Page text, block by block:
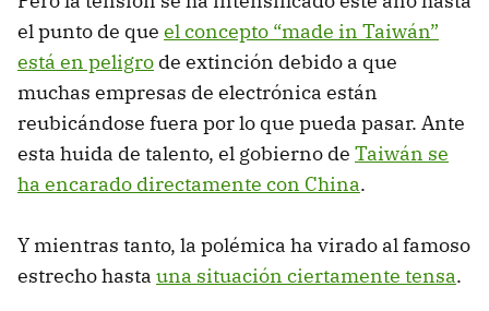
el punto de que el concepto “made in Taiwán”
está en peligro de extinción debido a que
muchas empresas de electrónica están
reubicándose fuera por lo que pueda pasar. Ante
esta huida de talento, el gobierno de Taiwán se
ha encarado directamente con China.
Y mientras tanto, la polémica ha virado al famoso
estrecho hasta una situación ciertamente tensa.